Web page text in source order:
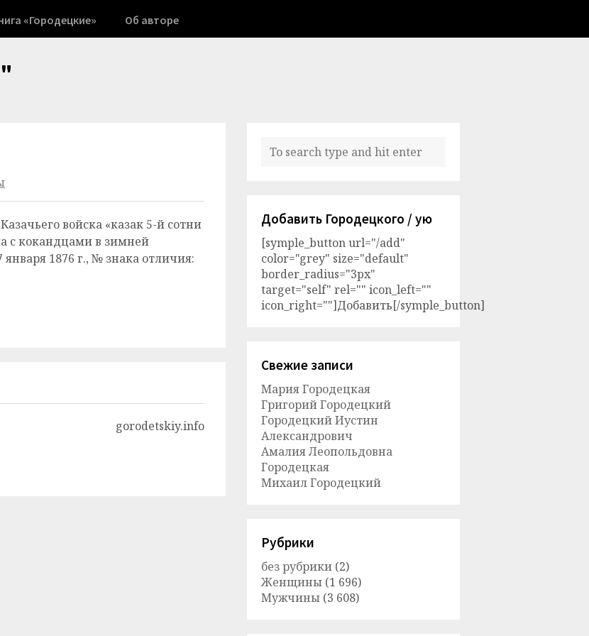
«Городецкие» Об авторе
войска «казак 5-й сотни
с кокандцами в зимней
января 1876 г., № знака отличия:
gorodetskiy.info
Добавить Городецкого / ую
[symple_button url="/add"
color="grey" size="default"
border_radius="3px"
target="self" rel="" icon_left=""
icon_right=""]Добавить[/symple_button]
Свежие записи
Мария Городецкая
Григорий Городецкий
Городецкий Иустин
Александрович
Амалия Леопольдовна
Городецкая
Михаил Городецкий
Рубрики
без рубрики (2)
Женщины (1 696)
Мужчины (3 608)